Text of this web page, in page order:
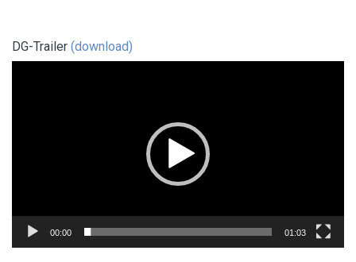
DG-Trailer (download)
00:00 01:03